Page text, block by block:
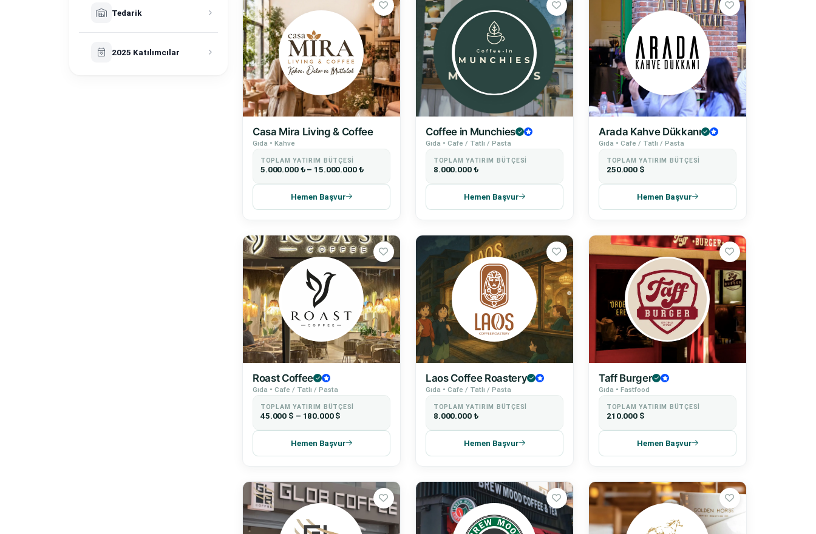
Tedarik
2025 Katılımcılar
Casa Mira Living & Coffee
Gıda • Kahve
TOPLAM YATIRIM BÜTÇESI
5.000.000 ₺ – 15.000.000 ₺
Hemen Başvur
Coffee in Munchies
Gıda • Cafe / Tatlı / Pasta
TOPLAM YATIRIM BÜTÇESI
8.000.000 ₺
Hemen Başvur
Arada Kahve Dükkanı
Gıda • Cafe / Tatlı / Pasta
TOPLAM YATIRIM BÜTÇESI
250.000 $
Hemen Başvur
Roast Coffee
Gıda • Cafe / Tatlı / Pasta
TOPLAM YATIRIM BÜTÇESI
45.000 $ – 180.000 $
Hemen Başvur
Laos Coffee Roastery
Gıda • Cafe / Tatlı / Pasta
TOPLAM YATIRIM BÜTÇESI
8.000.000 ₺
Hemen Başvur
Taff Burger
Gıda • Fastfood
TOPLAM YATIRIM BÜTÇESI
210.000 $
Hemen Başvur